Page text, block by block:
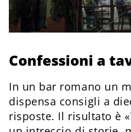
Confessioni a
In un bar romano un
dispensa consigli a
risposte. Il risultato è